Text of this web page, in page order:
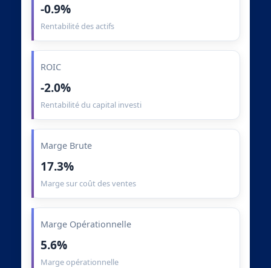
-0.9%
Rentabilité des actifs
ROIC
-2.0%
Rentabilité du capital investi
Marge Brute
17.3%
Marge sur coût des ventes
Marge Opérationnelle
5.6%
Marge opérationnelle